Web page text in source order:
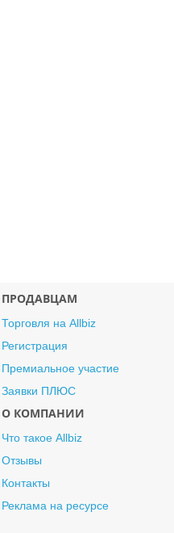
ПРОДАВЦАМ
Торговля на Allbiz
Регистрация
Премиальное участие
Заявки ПЛЮС
О КОМПАНИИ
Что такое Allbiz
Отзывы
Контакты
Реклама на ресурсе